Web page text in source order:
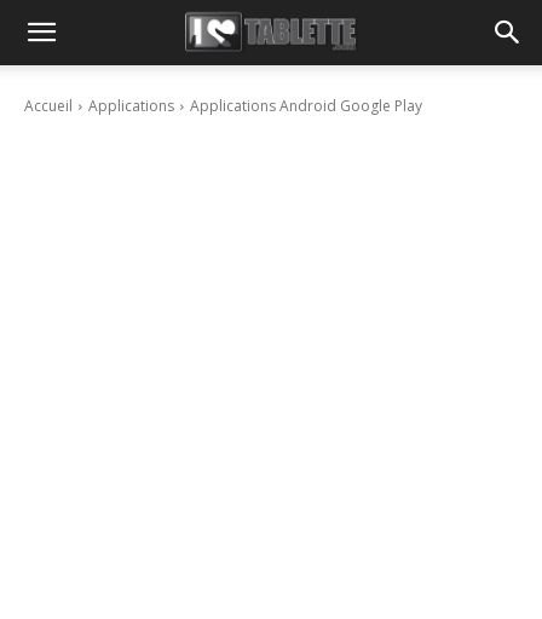
Accueil Applications Applications Android Google Play